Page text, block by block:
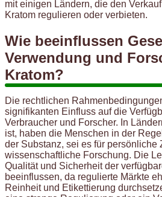
mit einigen Ländern, die den
Kratom regulieren oder verbieten.
Wie beeinflussen
Verwendung und
Kratom?
Die rechtlichen
signifikanten Einfluss auf die
Verbraucher und Forscher. In
ist, haben die Menschen in der
der Substanz, sei es für persönliche
wissenschaftliche Forschung. Die
Qualität und Sicherheit der
beeinflussen, da regulierte Märkte
Reinheit und Etikettierung